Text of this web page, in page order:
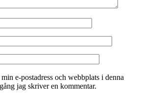
e-postadress och webbplats i denna
jag skriver en kommentar.